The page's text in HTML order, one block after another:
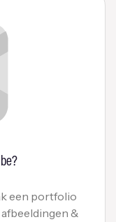
een portfolio
&